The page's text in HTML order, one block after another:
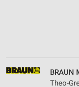
BRAUN
Theo-